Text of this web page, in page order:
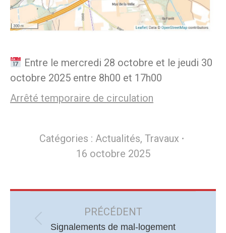
Entre le mercredi 28 octobre et le jeudi 30
octobre 2025 entre 8h00 et 17h00
Arrêté temporaire de circulation
Catégories : Actualités, Travaux
16 octobre 2025
PRÉCÉDENT
Article
Signalements de mal-logement